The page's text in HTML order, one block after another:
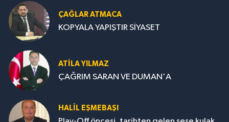
ÇAĞLAR ATMACA
KOPYALA YAPIŞTIR SİYASET
ATILA YILMAZ
ÇAĞRIM SARAN VE DUMAN'A
HALIL EŞMEBAŞI